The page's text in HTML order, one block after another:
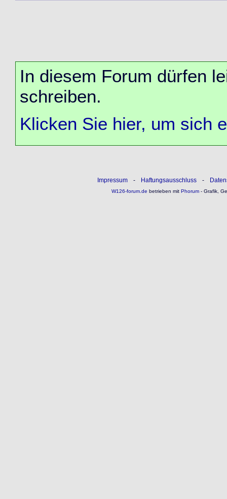
In diesem Forum dürfen
schreiben.
Klicken Sie hier, um sich
Impressum - Haftungsausschluss -
W126-forum.de betrieben mitPhorum- Grafik,